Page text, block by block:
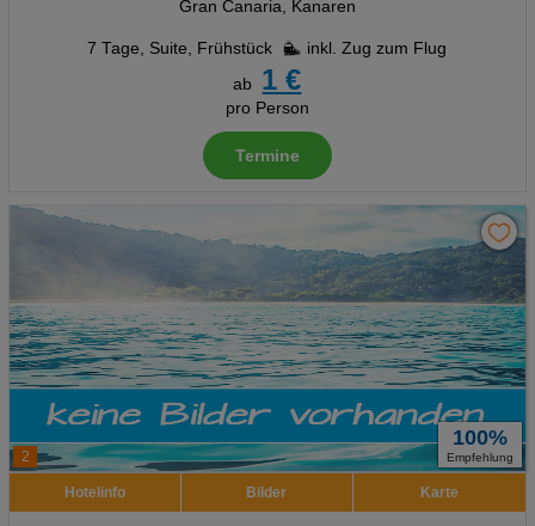
Gran Canaria, Kanaren
7 Tage, Suite, Frühstück
inkl. Zug zum Flug
ab
1 €
pro Person
Termine
2
100%
Empfehlung
Hotelinfo Bilder Karte